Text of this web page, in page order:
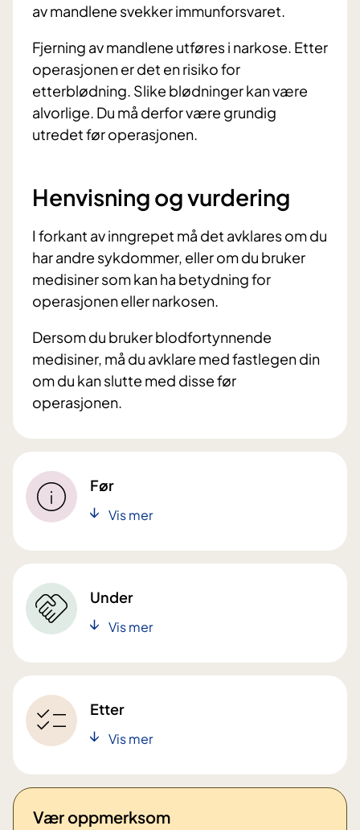
av mandlene svekker immunforsvaret.
Fjerning av mandlene utføres i narkose. Etter
operasjonen er det en risiko for
etterblødning. Slike blødninger kan være
alvorlige. Du må derfor være grundig
utredet før operasjonen.
Henvisning og vurdering
I forkant av inngrepet må det avklares om du
har andre sykdommer, eller om du bruker
medisiner som kan ha betydning for
operasjonen eller narkosen.
Dersom du bruker blodfortynnende
medisiner, må du avklare med fastlegen din
om du kan slutte med disse før
operasjonen.
Før
Vis mer
Under
Vis mer
Etter
Vis mer
Vær oppmerksom